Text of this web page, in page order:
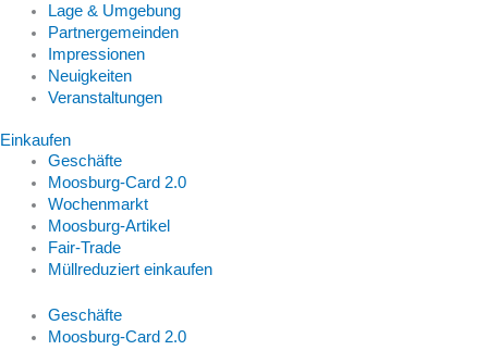
Lage & Umgebung
Partnergemeinden
Impressionen
Neuigkeiten
Veranstaltungen
Einkaufen
Geschäfte
Moosburg-Card 2.0
Wochenmarkt
Moosburg-Artikel
Fair-Trade
Müllreduziert einkaufen
Geschäfte
Moosburg-Card 2.0